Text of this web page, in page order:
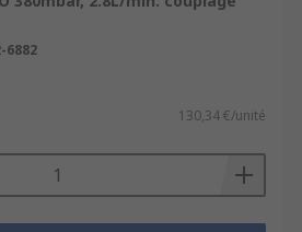
6882
130,34 €/unité